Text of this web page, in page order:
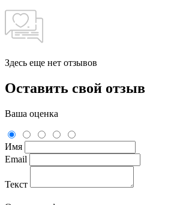
Здесь еще нет отзывов
Оставить свой отзыв
Ваша оценка
Имя
Email
Текст